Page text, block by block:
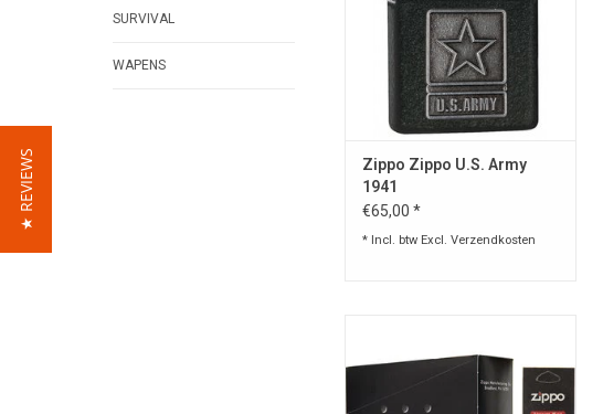
SURVIVAL
WAPENS
TOEVOEGEN AAN WINKELWAGEN
Zippo Zippo U.S. Army
1941
€65,00 *
* Incl. btw Excl. Verzendkosten
TOEVOEGEN AAN WINKELWAGEN
★ REVIEWS